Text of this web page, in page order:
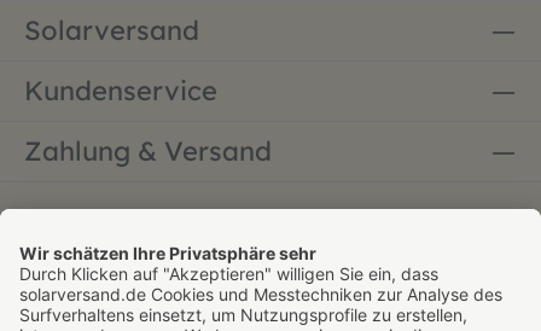
Solarversand
Kundenservice
Zahlung & Versand
Bestellung widerrufen